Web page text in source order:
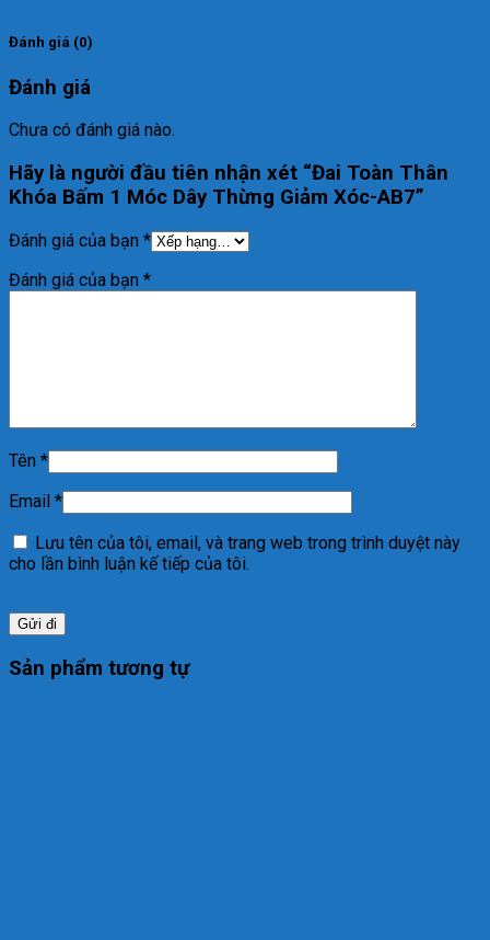
Đánh giá (0)
Đánh giá
Chưa có đánh giá nào.
Hãy là người đầu tiên nhận xét “Đai Toàn Thân
Khóa Bấm 1 Móc Dây Thừng Giảm Xóc-AB7”
Đánh giá của bạn *
Đánh giá của bạn *
Tên *
Email *
Lưu tên của tôi, email, và trang web trong trình duyệt này
cho lần bình luận kế tiếp của tôi.
Sản phẩm tương tự